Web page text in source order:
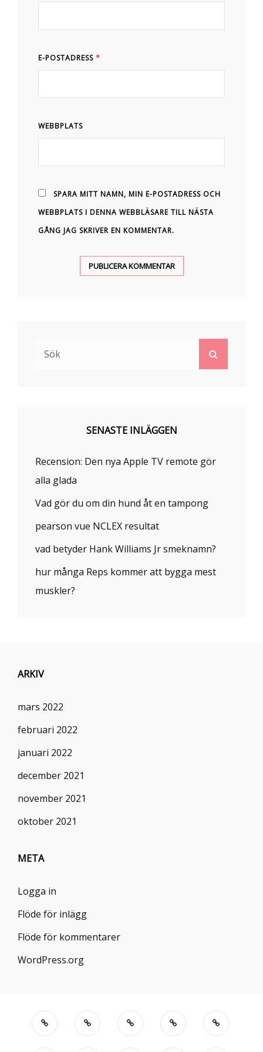
E-POSTADRESS *
WEBBPLATS
SPARA MITT NAMN, MIN E-POSTADRESS OCH
WEBBPLATS I DENNA WEBBLÄSARE TILL NÄSTA
GÅNG JAG SKRIVER EN KOMMENTAR.
SENASTE INLÄGGEN
Recension: Den nya Apple TV remote gör
alla glada
Vad gör du om din hund åt en tampong
pearson vue NCLEX resultat
vad betyder Hank Williams Jr smeknamn?
hur många Reps kommer att bygga mest
muskler?
ARKIV
mars 2022
februari 2022
januari 2022
december 2021
november 2021
oktober 2021
META
Logga in
Flöde för inlägg
Flöde för kommentarer
WordPress.org